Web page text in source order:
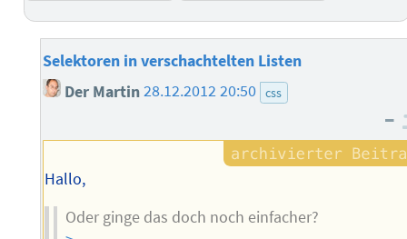
Selektoren in verschachtelten Listen
Der Martin28.12.2012 20:50 css
–
Hallo,
Oder ginge das doch noch einfacher?